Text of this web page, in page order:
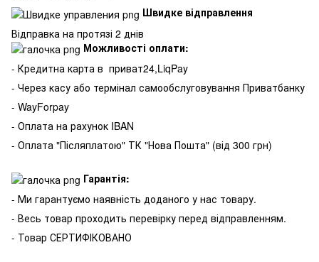
Швидке відправлення
Відправка на протязі 2 днів
Можливості оплати:
- Кредитна карта в приват24,LiqPay
- Через касу або термінал самообслуговування Приватбанку
- WayForpay
- Оплата на рахунок IBAN
- Оплата "Післяплатою" ТК "Нова Пошта" (від 300 грн)
Гарантія:
- Ми гарантуємо наявність доданого у нас товару.
- Весь товар проходить перевірку перед відправленням.
- Товар СЕРТИФІКОВАНО